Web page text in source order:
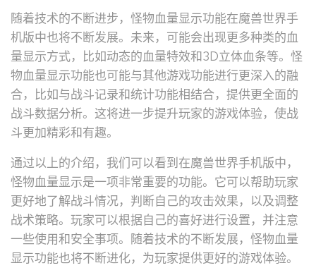
随着技术的不断进步，怪物血量显示功能在魔兽世界手
机版中也将不断发展。未来，可能会出现更多种类的血
量显示方式，比如动态的血量特效和3D立体血条等。怪
物血量显示功能也可能与其他游戏功能进行更深入的融
合，比如与战斗记录和统计功能相结合，提供更全面的
战斗数据分析。这将进一步提升玩家的游戏体验，使战
斗更加精彩和有趣。
通过以上的介绍，我们可以看到在魔兽世界手机版中，
怪物血量显示是一项非常重要的功能。它可以帮助玩家
更好地了解战斗情况，判断自己的攻击效果，以及调整
战术策略。玩家可以根据自己的喜好进行设置，并注意
一些使用和安全事项。随着技术的不断发展，怪物血量
显示功能也将不断进化，为玩家提供更好的游戏体验。